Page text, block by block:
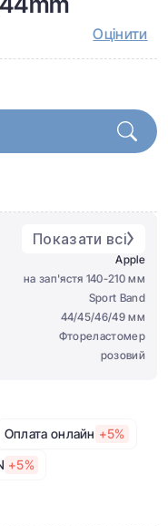
Оцінити
Показати всі
Apple
на зап'ястя 140-210 мм
Sport Band
44/45/46/49 мм
Фтореластомер
розовий
Оплата онлайн +5%
+5%